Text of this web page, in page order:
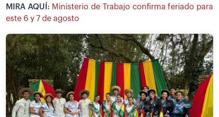
MIRA AQUÍ: Ministerio de Trabajo confirma feriado para
este 6 y 7 de agosto